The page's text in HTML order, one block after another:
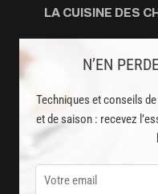
N’EN
Techniques et conseils
et de saison : recevez
LA CUISINE DES
8000
recettes
2000vidéos de
Des nouveautés